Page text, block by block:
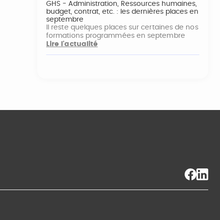
GHS - Administration, Ressources humaines,
budget, contrat, etc. : les dernières places en
septembre
Il reste quelques places sur certaines de nos
formations programmées en septembre
Lire l'actualité